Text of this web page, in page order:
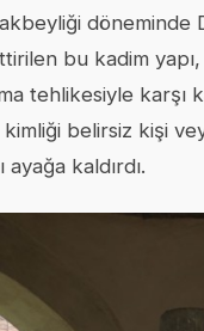
bu kadim
tehlikesiyle karşı
kimliği belirsiz kişi
ayağa kaldırdı.